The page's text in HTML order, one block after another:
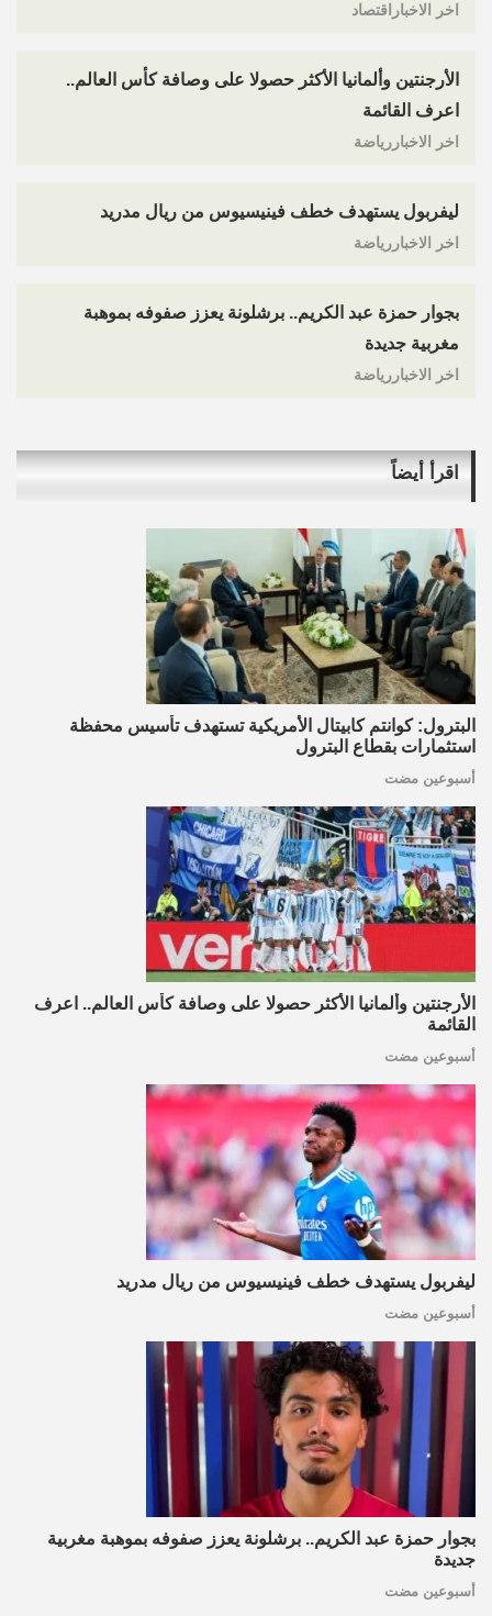
اخر الاخباراقتصاد
الأرجنتين وألمانيا الأكثر حصولا على وصافة كأس العالم..
اعرف القائمة
اخر الاخباررياضة
ليفربول يستهدف خطف فينيسيوس من ريال مدريد
اخر الاخباررياضة
بجوار حمزة عبد الكريم.. برشلونة يعزز صفوفه بموهبة
مغربية جديدة
اخر الاخباررياضة
اقرأ أيضاً
البترول: كوانتم كابيتال الأمريكية تستهدف تأسيس محفظة
استثمارات بقطاع البترول
أسبوعين مضت
الأرجنتين وألمانيا الأكثر حصولا على وصافة كأس العالم.. اعرف
القائمة
أسبوعين مضت
ليفربول يستهدف خطف فينيسيوس من ريال مدريد
أسبوعين مضت
بجوار حمزة عبد الكريم.. برشلونة يعزز صفوفه بموهبة مغربية
جديدة
أسبوعين مضت